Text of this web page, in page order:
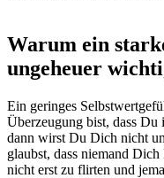
Warum ein
ungeheuer
Ein geringes
Überzeugung bist, dass Du
dann wirst Du Dich nicht
glaubst, dass niemand
nicht erst zu flirten und